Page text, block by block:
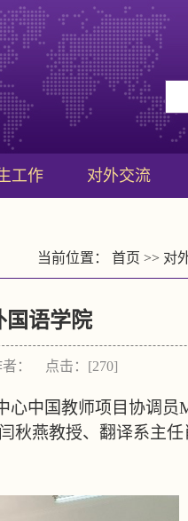
工作 对外交流
当前位置： 首页 >> 对
国语学院
者： 点击：[270]
心中国教师项目协调员
秋燕教授、翻译系主